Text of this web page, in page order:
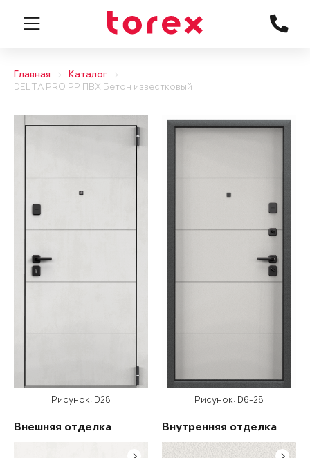
Главная
Каталог
DELTA PRO PP ПВХ Бетон известковый
Рисунок: D28
Внешняя отделка
Рисунок: D6-28
Внутренняя отделка